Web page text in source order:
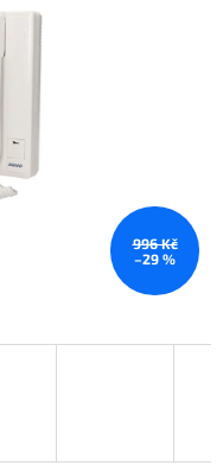
996 Kč
–29 %